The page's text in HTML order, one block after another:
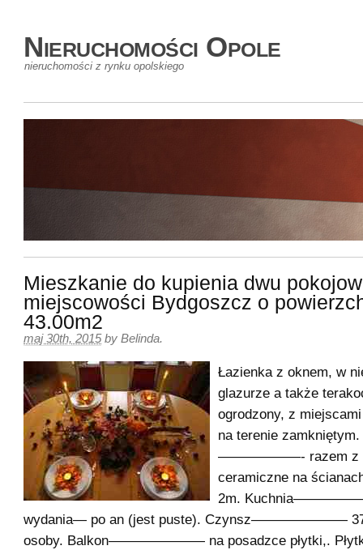
Nieruchomości Opole
nieruchomości z rynku opolskiego
Mieszkanie do kupienia dwu
miejscowości Bydgoszcz o
43.00m2
maj 30th, 2015 by Belinda.
Łazienka z oknem, w
glazurze a także
ogrodzony, z
na terenie
——————- razem z
ceramiczne na
2m.
wydania— po an (jest puste). Czynsz———————
osoby. Balkon——————— na posadzce płytki,.